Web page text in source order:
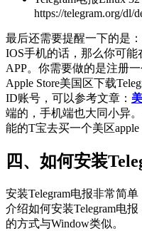
https://telegram.org/dl/
最后还需要提醒一下的是
IOS手机的话，那么你可能
APP。你需要做的是注册
Apple Store美国区下载
ID账号，可以参考文章：
端的，手机端也大同小异
能的T宝去买一个美区apple
四、如何安装
安装Telegram电报非常简
介绍如何安装Telegram电
的方式与Window类似。